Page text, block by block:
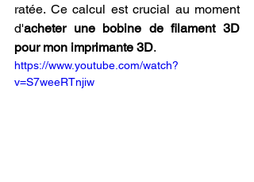
ratée. Ce calcul est crucial au moment
d'acheter une bobine de filament 3D
pour mon imprimante 3D.
https://www.youtube.com/watch?
v=S7weeRTnjiw